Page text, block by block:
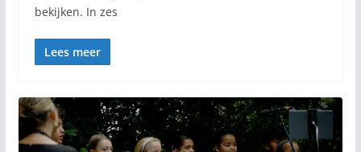
bekijken. In zes
Lees meer